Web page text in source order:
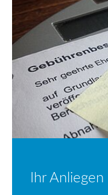
Ihr Anliegen